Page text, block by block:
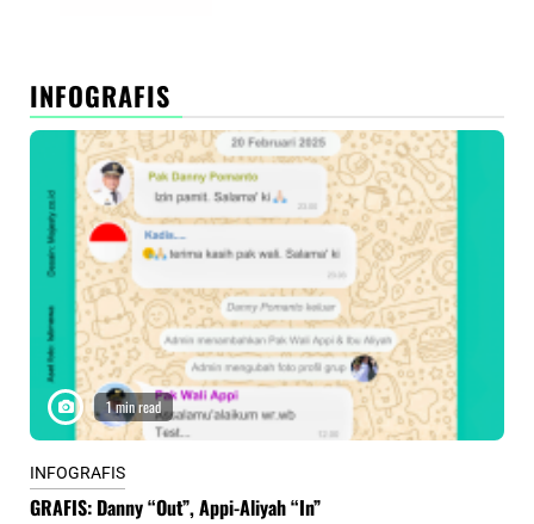
INFOGRAFIS
1 min read
INFOGRAFIS
GRAFIS: Danny “Out”, Appi-Aliyah “In”